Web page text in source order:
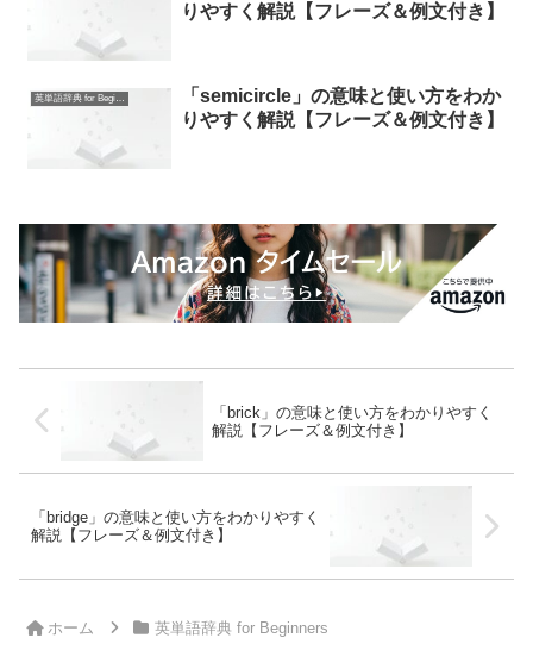
りやすく解説【フレーズ＆例文付き】
英単語辞典 for Beginners
「semicircle」の意味と使い方をわか
りやすく解説【フレーズ＆例文付き】
「brick」の意味と使い方をわかりやすく
解説【フレーズ＆例文付き】
「bridge」の意味と使い方をわかりやすく
解説【フレーズ＆例文付き】
ホーム 英単語辞典 for Beginners